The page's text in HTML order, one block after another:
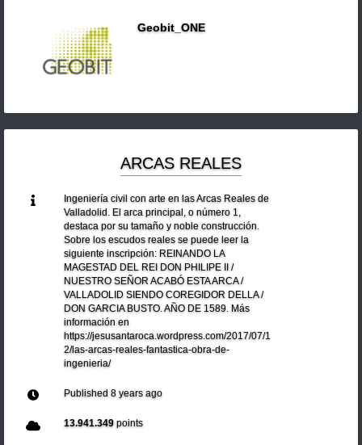
Geobit_ONE
ARCAS REALES
Ingeniería civil con arte en las Arcas Reales de
Valladolid. El arca principal, o número 1,
destaca por su tamaño y noble construcción.
Sobre los escudos reales se puede leer la
siguiente inscripción: REINANDO LA
MAGESTAD DEL REI DON PHILIPE II /
NUESTRO SEÑOR ACABÓ ESTA ARCA /
VALLADOLID SIENDO COREGIDOR DELLA /
DON GARCIA BUSTO. AÑO DE 1589. Más
información en
https://jesusantaroca.wordpress.com/2017/07/1
2/las-arcas-reales-fantastica-obra-de-
ingenieria/
Published 8 years ago
13.941.349points